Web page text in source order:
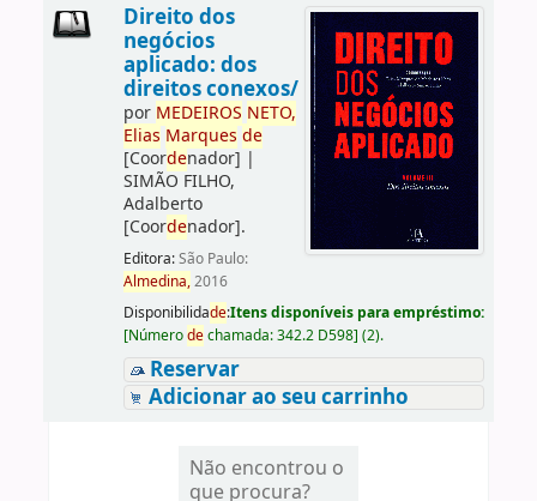
Direito dos
negócios
aplicado: dos
direitos conexos/
por MEDEIROS NETO,
Elias Marques de
[Coordenador] |
SIMÃO FILHO,
Adalberto
[Coordenador].
Editora:São Paulo:
Almedina,2016
Disponibilidade:Itens disponíveis para empréstimo:
[Númerodechamada:342.2 D598] (2).
Reservar
Adicionar ao seu carrinho
Não encontrou o
que procura?